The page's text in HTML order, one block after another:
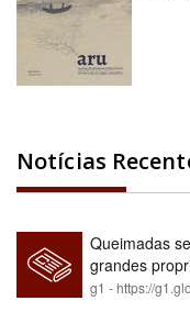
Notícias
Queimadas
grandes
relatório
g1 - https://